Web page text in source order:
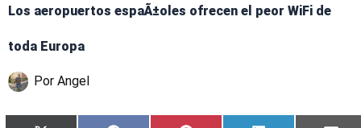
Los aeropuertos espaÃ±oles ofrecen el peor WiFi de
toda Europa
Por Angel